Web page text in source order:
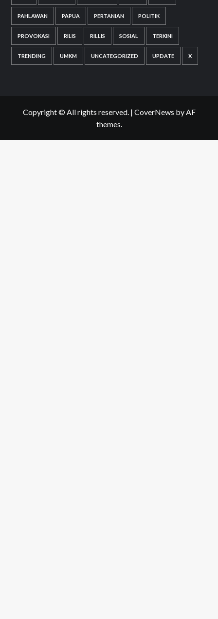
PAHLAWAN PAPUA PERTANIAN POLITIK
PROVOKASI RILIS RILLIS SOSIAL TERKINI
TRENDING UMKM UNCATEGORIZED UPDATE X
Copyright © All rights reserved. | CoverNews by AF
themes.